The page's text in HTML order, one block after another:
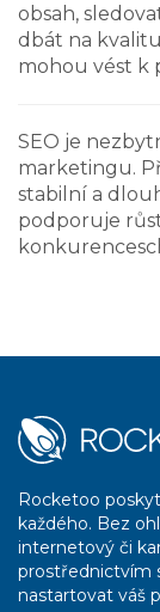
obsah,
dbát na
mohou vést k
SEO je
marketingu.
stabilní a
podporuje
Rocketoo
každého. Bez
internetový či
prostřednictvím
nastartovat váš